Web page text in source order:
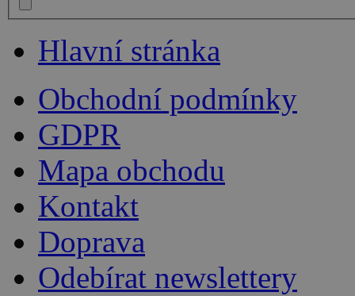
Hlavní stránka
Obchodní podmínky
GDPR
Mapa obchodu
Kontakt
Doprava
Odebírat newslettery